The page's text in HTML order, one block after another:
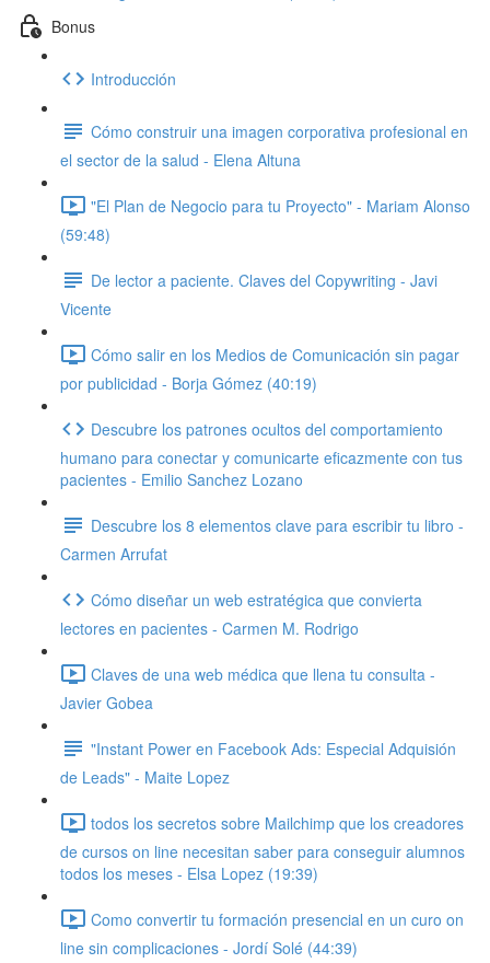
Bonus
Introducción
Cómo construir una imagen corporativa profesional en
el sector de la salud - Elena Altuna
"El Plan de Negocio para tu Proyecto" - Mariam Alonso
(59:48)
De lector a paciente. Claves del Copywriting - Javi
Vicente
Cómo salir en los Medios de Comunicación sin pagar
por publicidad - Borja Gómez (40:19)
Descubre los patrones ocultos del comportamiento
humano para conectar y comunicarte eficazmente con tus
pacientes - Emilio Sanchez Lozano
Descubre los 8 elementos clave para escribir tu libro -
Carmen Arrufat
Cómo diseñar un web estratégica que convierta
lectores en pacientes - Carmen M. Rodrigo
Claves de una web médica que llena tu consulta -
Javier Gobea
"Instant Power en Facebook Ads: Especial Adquisión
de Leads" - Maite Lopez
todos los secretos sobre Mailchimp que los creadores
de cursos on line necesitan saber para conseguir alumnos
todos los meses - Elsa Lopez (19:39)
Como convertir tu formación presencial en un curo on
line sin complicaciones - Jordí Solé (44:39)